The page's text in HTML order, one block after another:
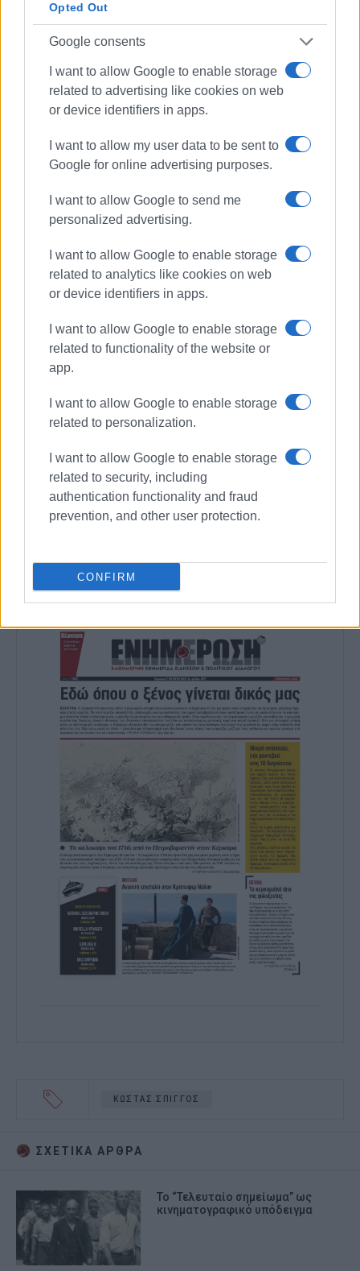
Opted Out
Google consents
I want to allow Google to enable storage
related to advertising like cookies on web
or device identifiers in apps.
I want to allow my user data to be sent to
Google for online advertising purposes.
I want to allow Google to send me
personalized advertising.
I want to allow Google to enable storage
related to analytics like cookies on web
or device identifiers in apps.
I want to allow Google to enable storage
related to functionality of the website or
app.
I want to allow Google to enable storage
related to personalization.
I want to allow Google to enable storage
related to security, including
authentication functionality and fraud
prevention, and other user protection.
CONFIRM
στην Κέρκυρα. Είναι νευρολόγος, απόφοιτος της
Ιατρικής Σχολής του ΕΚΠΑ, ενώ ειδικεύτηκε στο
Ψυχιατρικό Νοσοκομείο Αττικής, στο Γενικό
Νοσοκομείο Αθηνών «Γεώργιος Γεννηματάς» και
στο Ινστιτούτο Νευρολογίας του Λονδίνου. Έχει
δεκάδες διεθνείς και ελληνικές επιστημονικές
δημοσιεύσεις.Συμμετέχει στο καθημερινό
κοινωνικό και πολιτικό γίγνεσθαι με διαλέξεις,
άρθρα γνώμης και δημόσιες παρεμβάσεις. Εκτός
παραγωγός του ραδιοφωνικού ενθέτου
«Επισυνάψεις» στον Κύμα FM 90,3 και
νευροεπιστήμης «Γνωστικός και ψυχικός
εγκέφαλος» (ιδιοέκδοση 2014), της συλλογής
έμμετρου και πεζού λόγου «Χρήζεις προστασίας»
φιλοσοφικού χαρακτήρα «Επισυνάψεις»
(ιδιοέκδοση 2019), της ποιητικής συλλογής
«Καλούπια αναπνοών» (ιδιοέκδοση 2021), της
ποιητικής συλλογής «Οδηγός ισοβιτών του
φθινοπώρου» (εκδόσεις Carpe Librum 2023) και
του μυθιστορήματος «Εορταστικό Πρόγραμμα»
(εκδόσεις Carpe Librum 2025). Επικοινωνία:
kcspigos@gmail.com
Ακολουθήστε το enimerosi στοFacebook
Συνδρομητές στο e-paper
ΚΩΣΤΑΣ ΣΠΙΓΓΟΣ
ΣΧΕΤΙΚA AΡΘΡΑ
Το “Τελευταίο σημείωμα” ως
κινηματογραφικό υπόδειγμα